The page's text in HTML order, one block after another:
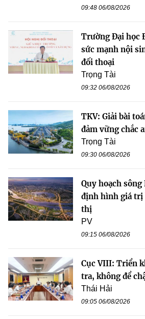
09:48 06/08/2026
Trường Đại học
sức mạnh nội
đối thoại
Trọng Tài
09:32 06/08/2026
TKV: Giải bài
đảm vững chắc
Trọng Tài
09:30 06/08/2026
Quy hoạch
định hình giá trị
thị
PV
09:15 06/08/2026
Cục VIII: Triển
tra, không để
Thái Hải
09:05 06/08/2026